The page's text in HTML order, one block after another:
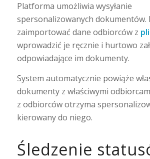
Platforma umożliwia wysyłanie
spersonalizowanych dokumentów.
zaimportować dane odbiorców z
wprowadzić je ręcznie i hurtowo
odpowiadające im dokumenty.
System automatycznie powiąże
dokumenty z właściwymi
z odbiorców otrzyma
kierowany do niego.
Śledzenie